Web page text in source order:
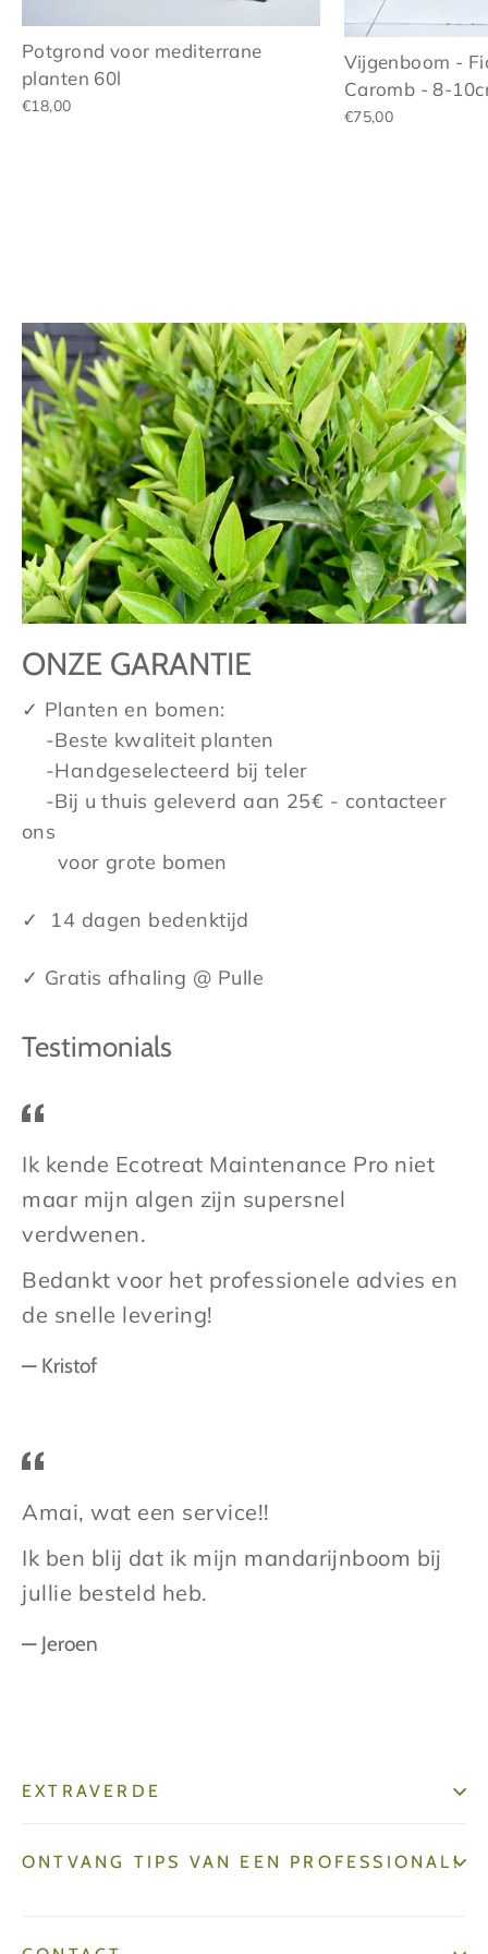
Potgrond voor mediterrane
planten 60l
€18,00
Vijgenboom -
Caromb - 8-
€75,00
ONZE GARANTIE
✓ Planten en bomen:
-Beste kwaliteit planten
-Handgeselecteerd bij teler
-Bij u thuis geleverd aan 25€ - contacteer
ons
voor grote bomen
✓ 14 dagen bedenktijd
✓ Gratis afhaling @ Pulle
Testimonials
Ik kende Ecotreat Maintenance Pro niet
maar mijn algen zijn supersnel
verdwenen.
Bedankt voor het professionele advies en
de snelle levering!
Kristof
Amai, wat een service!!
Ik ben blij dat ik mijn mandarijnboom bij
jullie besteld heb.
Jeroen
EXTRAVERDE
ONTVANG TIPS VAN EEN PROFESSIONAL!